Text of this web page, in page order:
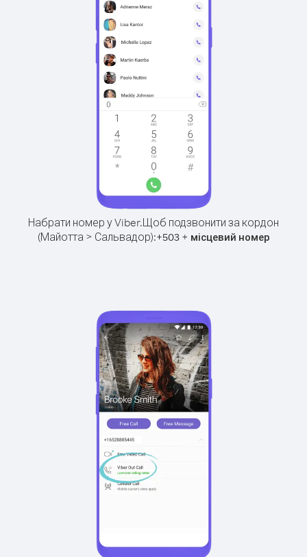
Набрати номер у Viber.Щоб подзвонити за кордон
(Майотта > Сальвадор):+503+ місцевий номер